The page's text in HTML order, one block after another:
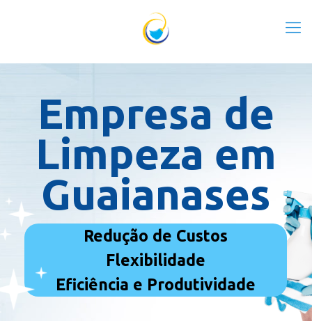
Empresa de
Limpeza em
Guaianases
Redução de Custos
Flexibilidade
Eficiência e Produtividade